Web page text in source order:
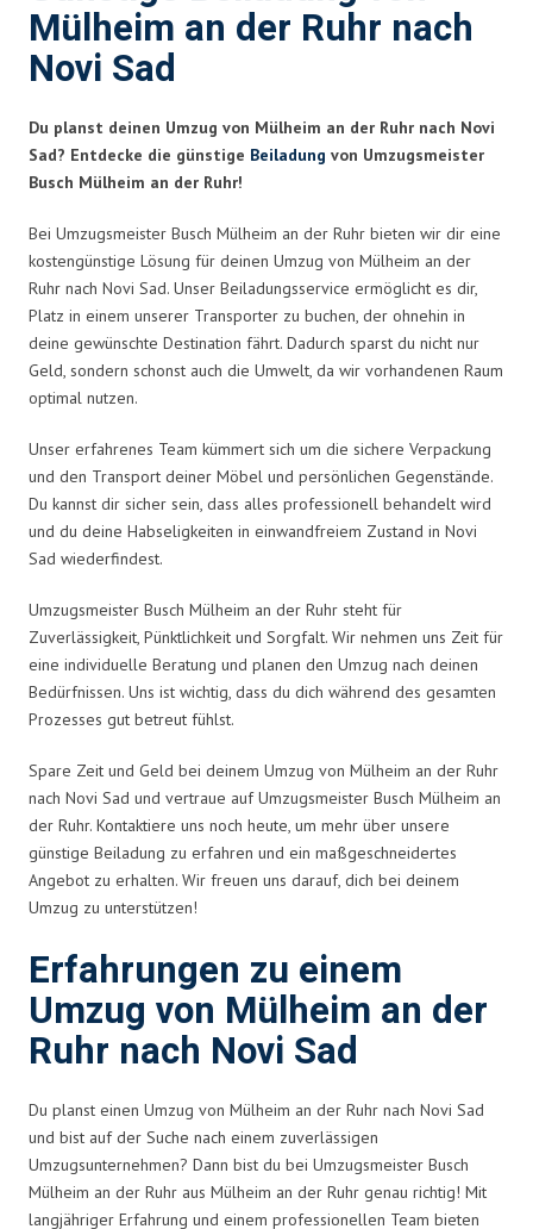
Mülheim an der Ruhr nach
Novi Sad
Du planst deinen Umzug von Mülheim an der Ruhr nach Novi
Sad? Entdecke die günstige Beiladung von Umzugsmeister
Busch Mülheim an der Ruhr!
Bei Umzugsmeister Busch Mülheim an der Ruhr bieten wir dir eine
kostengünstige Lösung für deinen Umzug von Mülheim an der
Ruhr nach Novi Sad. Unser Beiladungsservice ermöglicht es dir,
Platz in einem unserer Transporter zu buchen, der ohnehin in
deine gewünschte Destination fährt. Dadurch sparst du nicht nur
Geld, sondern schonst auch die Umwelt, da wir vorhandenen Raum
optimal nutzen.
Unser erfahrenes Team kümmert sich um die sichere Verpackung
und den Transport deiner Möbel und persönlichen Gegenstände.
Du kannst dir sicher sein, dass alles professionell behandelt wird
und du deine Habseligkeiten in einwandfreiem Zustand in Novi
Sad wiederfindest.
Umzugsmeister Busch Mülheim an der Ruhr steht für
Zuverlässigkeit, Pünktlichkeit und Sorgfalt. Wir nehmen uns Zeit für
eine individuelle Beratung und planen den Umzug nach deinen
Bedürfnissen. Uns ist wichtig, dass du dich während des gesamten
Prozesses gut betreut fühlst.
Spare Zeit und Geld bei deinem Umzug von Mülheim an der Ruhr
nach Novi Sad und vertraue auf Umzugsmeister Busch Mülheim an
der Ruhr. Kontaktiere uns noch heute, um mehr über unsere
günstige Beiladung zu erfahren und ein maßgeschneidertes
Angebot zu erhalten. Wir freuen uns darauf, dich bei deinem
Umzug zu unterstützen!
Erfahrungen zu einem
Umzug von Mülheim an der
Ruhr nach Novi Sad
Du planst einen Umzug von Mülheim an der Ruhr nach Novi Sad
und bist auf der Suche nach einem zuverlässigen
Umzugsunternehmen? Dann bist du bei Umzugsmeister Busch
Mülheim an der Ruhr aus Mülheim an der Ruhr genau richtig! Mit
langjähriger Erfahrung und einem professionellen Team bieten